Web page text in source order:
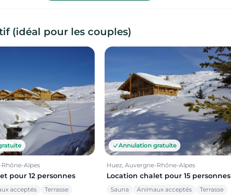
(idéal pour les couples)
Alpes
pour 12 personnes
acceptés Terrasse
Annulation gratuite
Huez, Auvergne-Rhône-Alpes
Location chalet pour 15 personnes
Sauna Animaux acceptés Terrasse